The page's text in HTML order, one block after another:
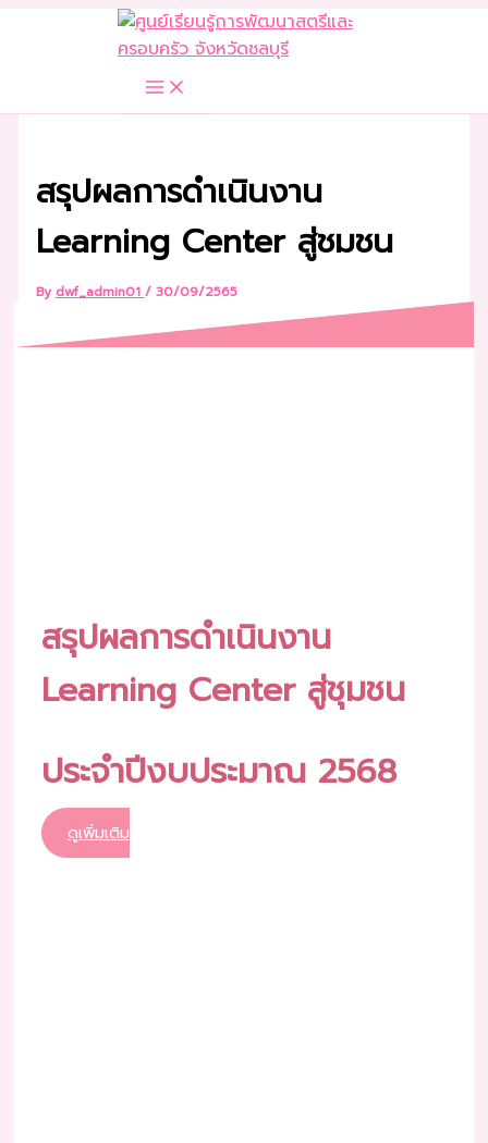
สรุปผลการดำเนินงาน
Learning Center สู่ชมชน
By dwf_admin01 / 30/09/2565
สรุปผลการดำเนินงาน
Learning Center สู่ชุมชน
ประจำปีงบประมาณ 2568
ดูเพิ่มเติม